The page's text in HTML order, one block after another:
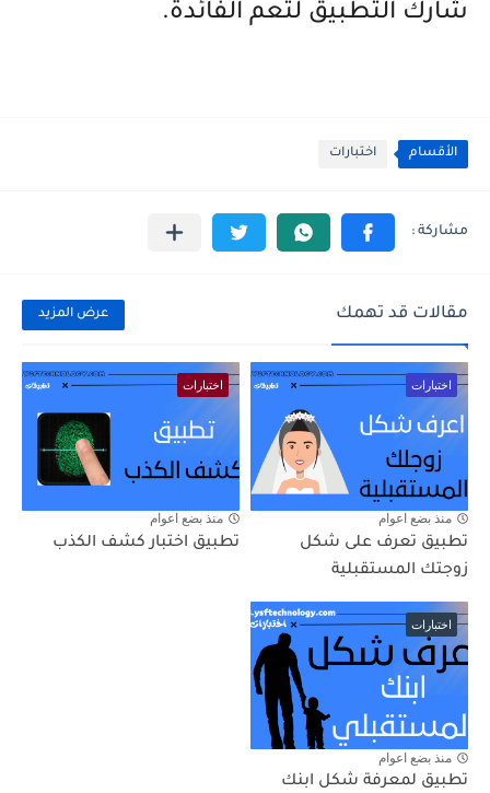
شارك التطبيق لتعم الفائدة.
الأقسام اختبارات
مقالات قد تهمك عرض المزيد
اختبارات
منذ بضع اعوام
تطبيق تعرف على شكل
زوجتك المستقبلية
اختبارات
منذ بضع اعوام
تطبيق اختبار كشف الكذب
اختبارات
منذ بضع اعوام
تطبيق لمعرفة شكل ابنك